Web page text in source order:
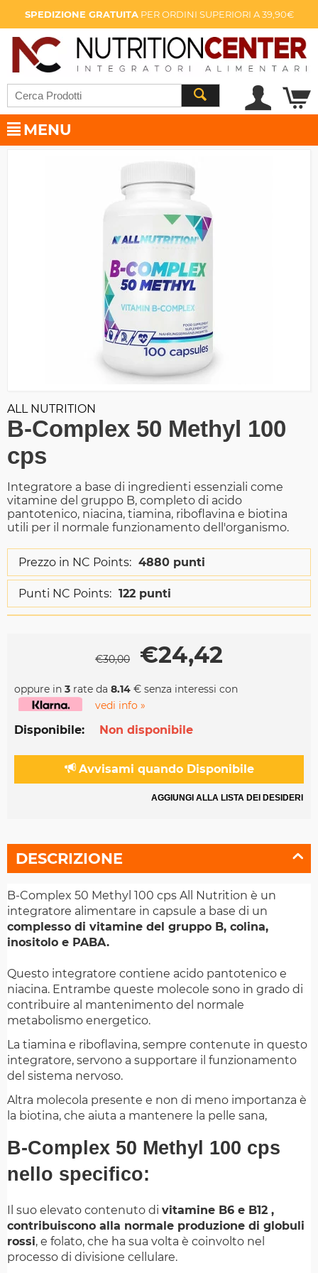
SPEDIZIONE GRATUITAPER ORDINI SUPERIORI A 39,90€
MENU
ALL NUTRITION
B-Complex 50 Methyl 100
cps
Integratore a base di ingredienti essenziali come
vitamine del gruppo B, completo di acido
pantotenico, niacina, tiamina, riboflavina e biotina
utili per il normale funzionamento dell'organismo.
Prezzo in NC Points: 4880 punti
Punti NC Points: 122 punti
€30,00 €24,42
oppure in 3 rate da 8.14 € senza interessi con
vedi info »
Disponibile: Non disponibile
Avvisami quando Disponibile
AGGIUNGI ALLA LISTA DEI DESIDERI
DESCRIZIONE
B-Complex 50 Methyl 100 cps All Nutrition è un
integratore alimentare in capsule a base di un
complesso di vitamine del gruppo B, colina,
inositolo e PABA.
Questo integratore contiene acido pantotenico e
niacina. Entrambe queste molecole sono in grado di
contribuire al mantenimento del normale
metabolismo energetico.
La tiamina e riboflavina, sempre contenute in questo
integratore, servono a supportare il funzionamento
del sistema nervoso.
Altra molecola presente e non di meno importanza è
la biotina, che aiuta a mantenere la pelle sana,
B-Complex 50 Methyl 100 cps
nello specifico:
Il suo elevato contenuto di vitamine B6 e B12 ,
contribuiscono alla normale produzione di globuli
rossi, e folato, che ha sua volta è coinvolto nel
processo di divisione cellulare.